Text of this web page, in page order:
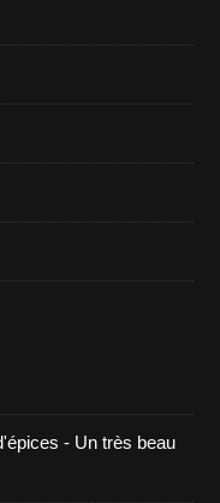
- Un très beau